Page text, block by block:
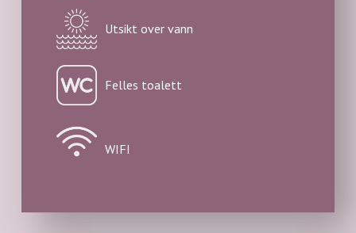
Utsikt over vann
Felles toalett
WIFI